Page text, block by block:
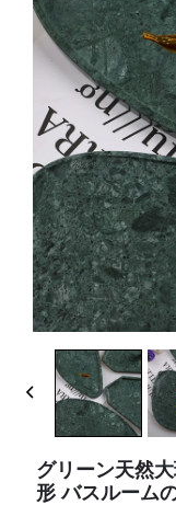
グリーン天然
形 バスルーム